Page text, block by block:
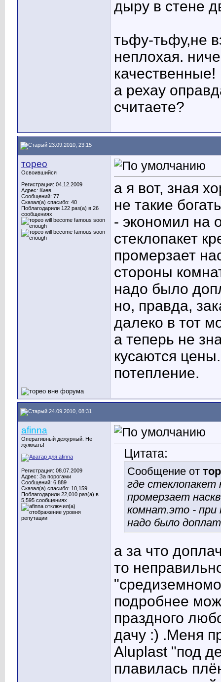
дыру в стене
тьфу-тьфу,не
неплохая.
качественные!
а рехау
считаете?
23.09.2010, 23:15
торео
Освоившийся
Регистрация: 04.12.2009
Адрес: Киев
Сообщений: 77
Сказал(а) спасибо: 40
Поблагодарили 122 раз(а) в 26
сообщениях
а я вот, зная
не такие
- экономил на
стеклопакет
промерзает
стороны
надо было
но, правда,
далеко в тот
а теперь не
кусаются
потепление.
24.09.2010, 08:31
afinna
Оперативный дежурный. Не
жужжать!
Регистрация: 08.07.2009
Адрес: За порогами
Сообщений: 6,889
Сказал(а) спасибо: 10,159
Поблагодарили 22,010 раз(а) в
5,595 сообщениях
Цитата:
Сообщение от
где стеклопакет
промерзает
комнат.это - при
надо было
а за что
то
подробнее
праздного
дачу :) .Меня
Aluplast "под
плавилась